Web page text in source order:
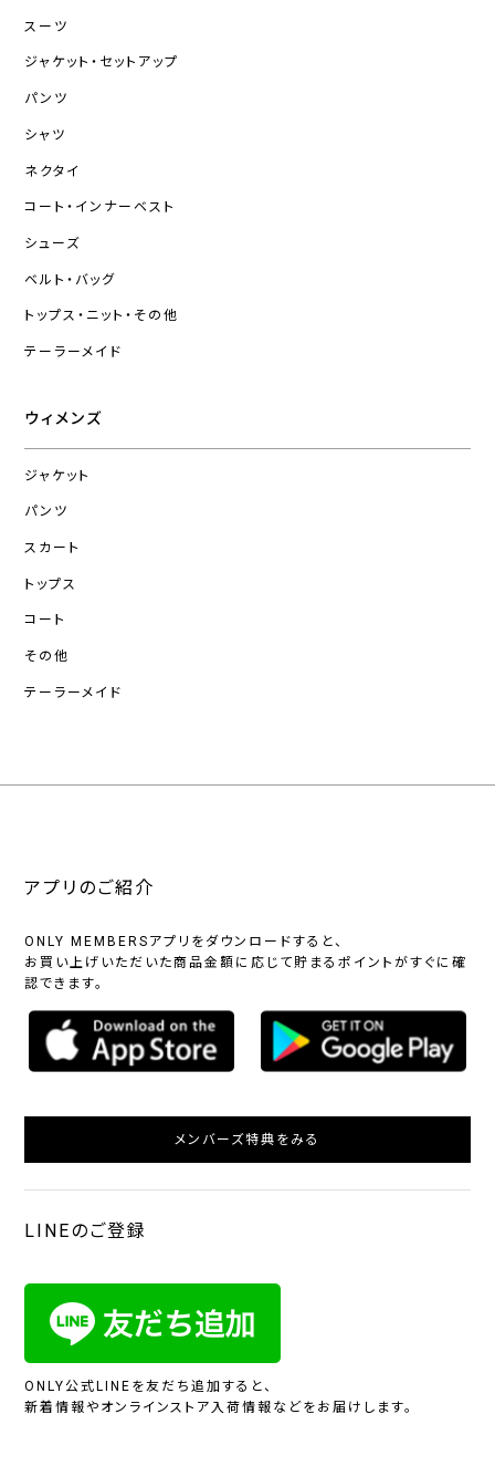
スーツ
ジャケット・セットアップ
パンツ
シャツ
ネクタイ
コート・インナーベスト
シューズ
ベルト・バッグ
トップス・ニット・その他
テーラーメイド
ウィメンズ
ジャケット
パンツ
スカート
トップス
コート
その他
テーラーメイド
アプリのご紹介
ONLY MEMBERSアプリをダウンロードすると、
お買い上げいただいた商品金額に応じて貯まるポイントがすぐに確
認できます。
メンバーズ特典をみる
LINEのご登録
ONLY公式LINEを友だち追加すると、
新着情報やオンラインストア入荷情報などをお届けします。